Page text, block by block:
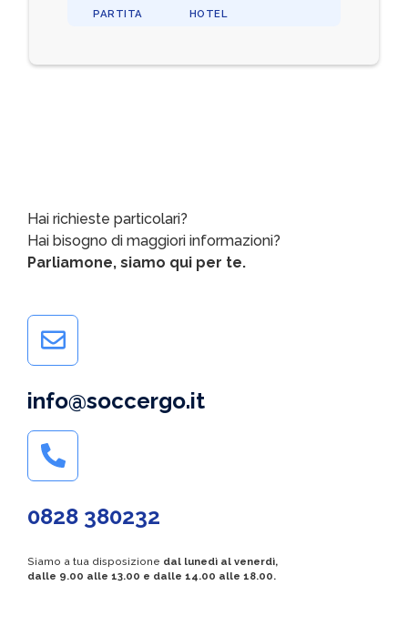
PARTITA HOTEL
Hai richieste particolari?
Hai bisogno di maggiori informazioni?
Parliamone, siamo qui per te.
info@soccergo.it
0828 380232
Siamo a tua disposizione dal lunedì al venerdì,
dalle 9.00 alle 13.00 e dalle 14.00 alle 18.00.